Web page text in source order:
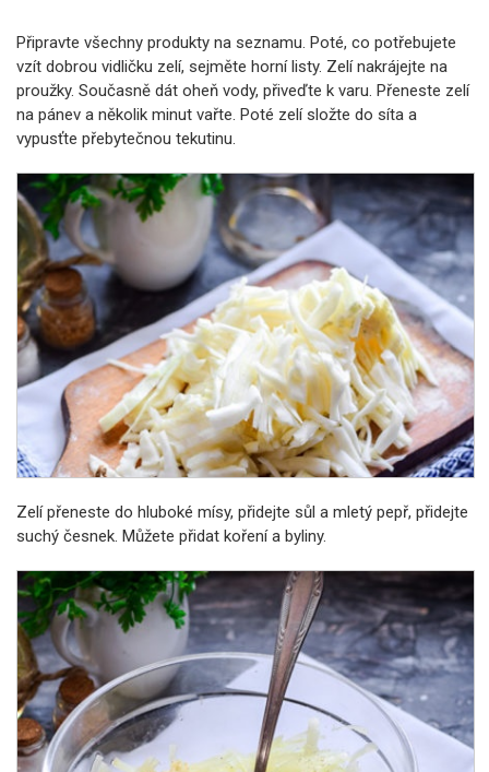
Připravte všechny produkty na seznamu. Poté, co potřebujete
vzít dobrou vidličku zelí, sejměte horní listy. Zelí nakrájejte na
proužky. Současně dát oheň vody, přiveďte k varu. Přeneste zelí
na pánev a několik minut vařte. Poté zelí složte do síta a
vypusťte přebytečnou tekutinu.
Zelí přeneste do hluboké mísy, přidejte sůl a mletý pepř, přidejte
suchý česnek. Můžete přidat koření a byliny.